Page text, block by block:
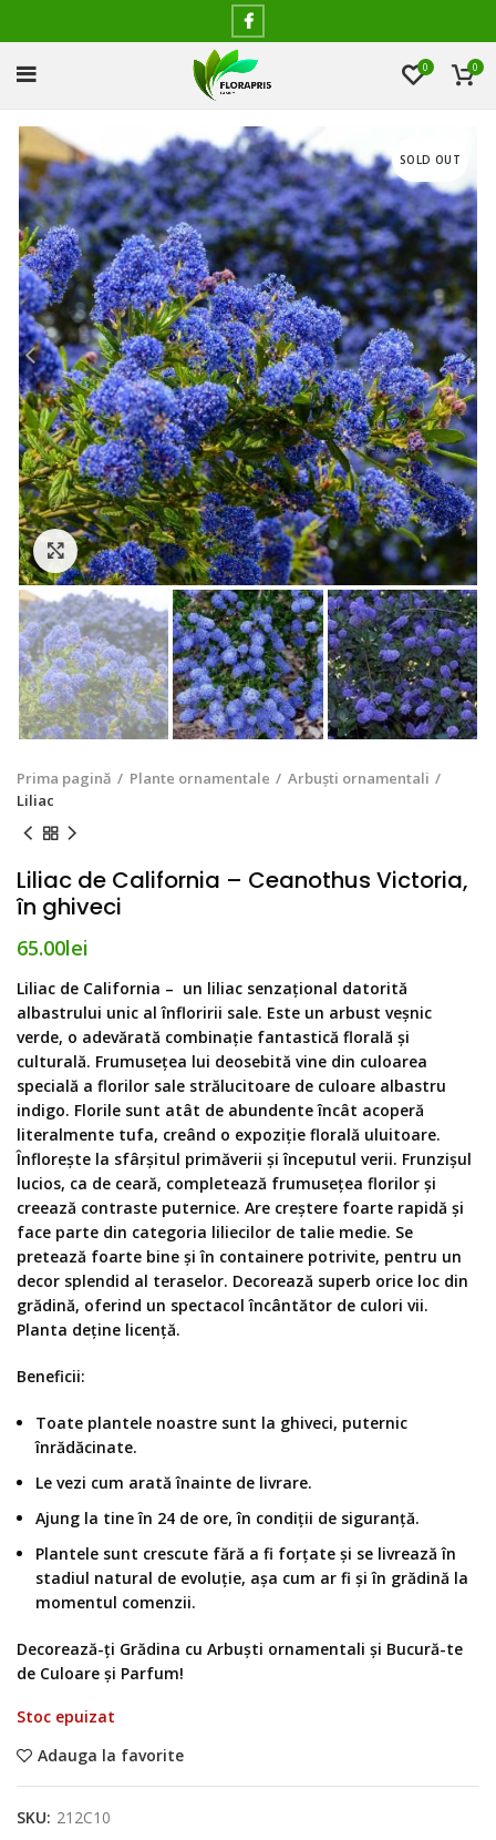
0 0
SOLD OUT
Click to enlarge
Prima pagină Plante ornamentale
Arbuști ornamentali
Liliac
Liliac de California – Ceanothus Victoria,
în ghiveci
65.00lei
Liliac de California – un liliac senzațional datorită
albastrului unic al înfloririi sale. Este un arbust veșnic
verde, o adevărată combinație fantastică florală și
culturală. Frumusețea lui deosebită vine din culoarea
specială a florilor sale strălucitoare de culoare albastru
indigo. Florile sunt atât de abundente încât acoperă
literalmente tufa, creând o expoziție florală uluitoare.
Înflorește la sfârșitul primăverii și începutul verii. Frunzișul
lucios, ca de ceară, completează frumusețea florilor și
creează contraste puternice. Are creștere foarte rapidă și
face parte din categoria liliecilor de talie medie. Se
pretează foarte bine și în containere potrivite, pentru un
decor splendid al teraselor. Decorează superb orice loc din
grădină, oferind un spectacol încântător de culori vii.
Planta deține licență.
Beneficii:
Toate plantele noastre sunt la ghiveci, puternic
înrădăcinate.
Le vezi cum arată înainte de livrare.
Ajung la tine în 24 de ore, în condiții de siguranță.
Plantele sunt crescute fără a fi forțate și se livrează în
stadiul natural de evoluție, așa cum ar fi și în grădină la
momentul comenzii.
Decorează-ți Grădina cu Arbuști ornamentali și Bucură-te
de Culoare și Parfum!
Stoc epuizat
Adauga la favorite
SKU: 212C10